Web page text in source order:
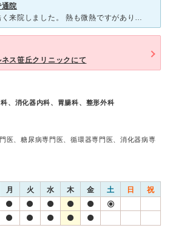
院
咳と喉の痛み、鼻水が酷く来院しました。 熱も微熱ですがありましたので、もしインフルエンザならと入り口のベルを押しました。 すぐに看護師さんがみえて、隔離スペースに案内いただきました。 熱をはかり
ス笹丘クリニックにて
、消化器内科、胃腸科、整形外科
医、糖尿病専門医、循環器専門医、消化器病専
月 火 水 木 金 土 日 祝